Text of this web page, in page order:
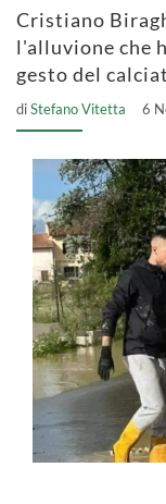
Cristiano
l'alluvione che
gesto del
diStefano Vitetta 6